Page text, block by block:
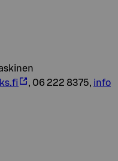
, 06 222 8375, info